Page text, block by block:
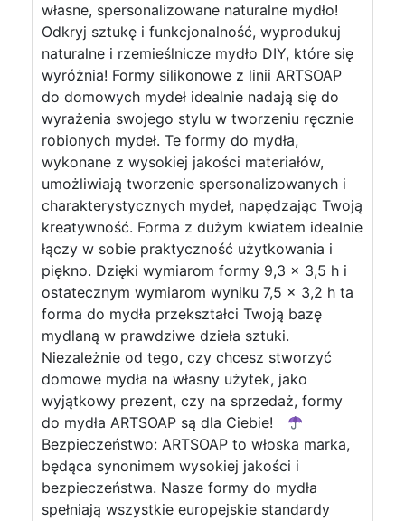
własne, spersonalizowane naturalne mydło!
Odkryj sztukę i funkcjonalność, wyprodukuj
naturalne i rzemieślnicze mydło DIY, które się
wyróżnia! Formy silikonowe z linii ARTSOAP
do domowych mydeł idealnie nadają się do
wyrażenia swojego stylu w tworzeniu ręcznie
robionych mydeł. Te formy do mydła,
wykonane z wysokiej jakości materiałów,
umożliwiają tworzenie spersonalizowanych i
charakterystycznych mydeł, napędzając Twoją
kreatywność. Forma z dużym kwiatem idealnie
łączy w sobie praktyczność użytkowania i
piękno. Dzięki wymiarom formy 9,3 x 3,5 h i
ostatecznym wymiarom wyniku 7,5 x 3,2 h ta
forma do mydła przekształci Twoją bazę
mydlaną w prawdziwe dzieła sztuki.
Niezależnie od tego, czy chcesz stworzyć
domowe mydła na własny użytek, jako
wyjątkowy prezent, czy na sprzedaż, formy
do mydła ARTSOAP są dla Ciebie!
Bezpieczeństwo: ARTSOAP to włoska marka,
będąca synonimem wysokiej jakości i
bezpieczeństwa. Nasze formy do mydła
spełniają wszystkie europejskie standardy